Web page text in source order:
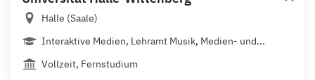
Halle (Saale)
Interaktive Medien, Lehramt Musik, Medien- und...
Vollzeit, Fernstudium